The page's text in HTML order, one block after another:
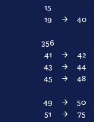
15
19
→ 40
356
41
→ 42
43
→ 44
45
→ 48
49 → 50
51
→ 75